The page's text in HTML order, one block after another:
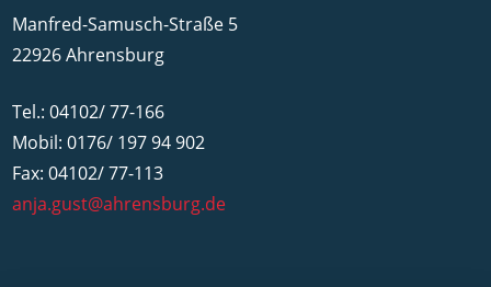
Manfred-Samusch-Straße 5
22926 Ahrensburg
Tel.: 04102/ 77-166
Mobil: 0176/ 197 94 902
Fax: 04102/ 77-113
anja.gust@ahrensburg.de